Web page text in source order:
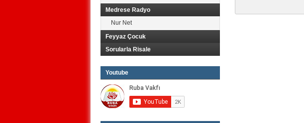
Medrese Radyo
Nur Net
Feyyaz Çocuk
Sorularla Risale
Youtube